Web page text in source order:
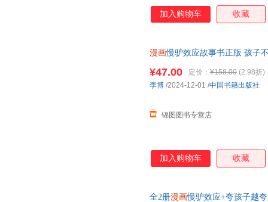
加入购物车 收藏
漫画慢驴效应故事书正版 孩子
¥47.00 定价： ¥158.00 (2.98折)
锦图图书专营店
李博 /2024-12-01 /中国书籍出版社
加入购物车 收藏
全2册漫画慢驴效应+夸孩子越